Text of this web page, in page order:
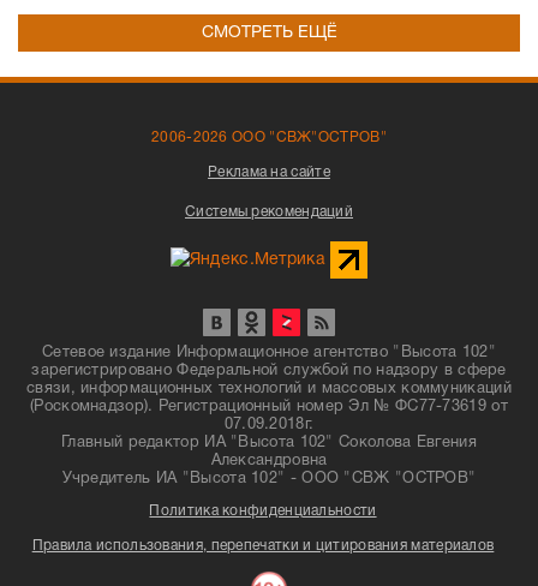
СМОТРЕТЬ ЕЩЁ
2006-2026 ООО "СВЖ"ОСТРОВ"
Реклама на сайте
Системы рекомендаций
Сетевое издание Информационное агентство "Высота 102"
зарегистрировано Федеральной службой по надзору в сфере
связи, информационных технологий и массовых коммуникаций
(Роскомнадзор). Регистрационный номер Эл № ФС77-73619 от
07.09.2018г.
Главный редактор ИА "Высота 102" Соколова Евгения
Александровна
Учредитель ИА "Высота 102" - ООО "СВЖ "ОСТРОВ"
Политика конфиденциальности
Правила использования, перепечатки и цитирования материалов